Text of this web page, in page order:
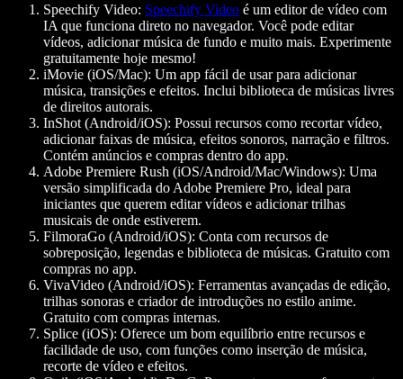
Speechify Video: Speechify Video é um editor de vídeo com
IA que funciona direto no navegador. Você pode editar
vídeos, adicionar música de fundo e muito mais. Experimente
gratuitamente hoje mesmo!
iMovie (iOS/Mac): Um app fácil de usar para adicionar
música, transições e efeitos. Inclui biblioteca de músicas livres
de direitos autorais.
InShot (Android/iOS): Possui recursos como recortar vídeo,
adicionar faixas de música, efeitos sonoros, narração e filtros.
Contém anúncios e compras dentro do app.
Adobe Premiere Rush (iOS/Android/Mac/Windows): Uma
versão simplificada do Adobe Premiere Pro, ideal para
iniciantes que querem editar vídeos e adicionar trilhas
musicais de onde estiverem.
FilmoraGo (Android/iOS): Conta com recursos de
sobreposição, legendas e biblioteca de músicas. Gratuito com
compras no app.
VivaVideo (Android/iOS): Ferramentas avançadas de edição,
trilhas sonoras e criador de introduções no estilo anime.
Gratuito com compras internas.
Splice (iOS): Oferece um bom equilíbrio entre recursos e
facilidade de uso, com funções como inserção de música,
recorte de vídeo e efeitos.